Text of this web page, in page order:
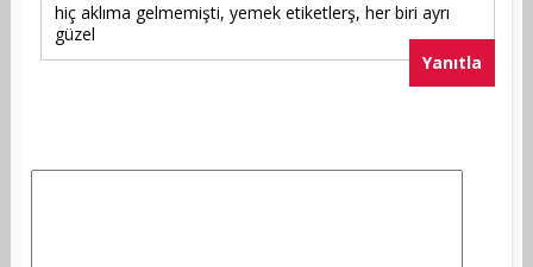
hiç aklıma gelmemişti, yemek etiketlerş, her biri ayrı
güzel
Yanıtla